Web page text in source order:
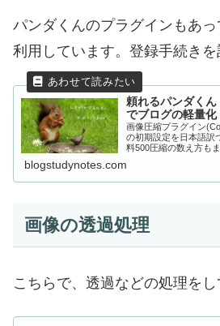
パンダくんのプラグインもあ
利用しています。登録手続きを
頼れるパンダく
でブログの軽量化
画像圧縮プラグイン
の初期設定を日本語訳
料500圧縮の数え方も
blogstudynotes.com
画像の透過処理
こちらで、透過などの処理をし